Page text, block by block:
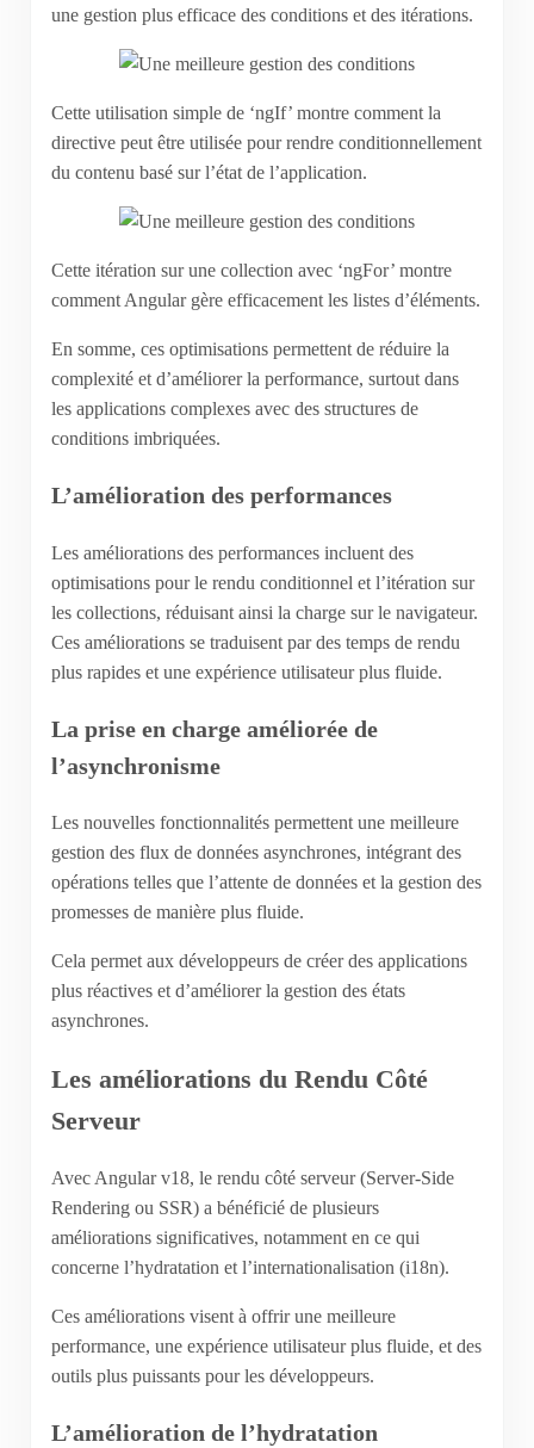
une gestion plus efficace des conditions et des itérations.
Cette utilisation simple de ‘ngIf’ montre comment la
directive peut être utilisée pour rendre conditionnellement
du contenu basé sur l’état de l’application.
Cette itération sur une collection avec ‘ngFor’ montre
comment Angular gère efficacement les listes d’éléments.
En somme, ces optimisations permettent de réduire la
complexité et d’améliorer la performance, surtout dans
les applications complexes avec des structures de
conditions imbriquées.
L’amélioration des performances
Les améliorations des performances incluent des
optimisations pour le rendu conditionnel et l’itération sur
les collections, réduisant ainsi la charge sur le navigateur.
Ces améliorations se traduisent par des temps de rendu
plus rapides et une expérience utilisateur plus fluide.
La prise en charge améliorée de
l’asynchronisme
Les nouvelles fonctionnalités permettent une meilleure
gestion des flux de données asynchrones, intégrant des
opérations telles que l’attente de données et la gestion des
promesses de manière plus fluide.
Cela permet aux développeurs de créer des applications
plus réactives et d’améliorer la gestion des états
asynchrones.
Les améliorations du Rendu Côté
Serveur
Avec Angular v18, le rendu côté serveur (Server-Side
Rendering ou SSR) a bénéficié de plusieurs
améliorations significatives, notamment en ce qui
concerne l’hydratation et l’internationalisation (i18n).
Ces améliorations visent à offrir une meilleure
performance, une expérience utilisateur plus fluide, et des
outils plus puissants pour les développeurs.
L’amélioration de l’hydratation